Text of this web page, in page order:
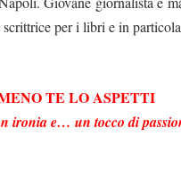
scrittrice per i libri e in
TE LO ASPETTI
ironia e… un tocco di